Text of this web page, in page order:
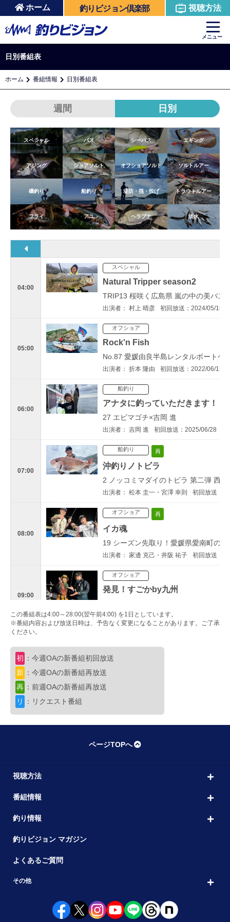
ホーム 釣りビジョン倶楽部 視聴方法
メニュー
日別番組表
ホーム 番組情報 日別番組表
週間 日別
スペシャル バス シーバス エギング
アジング ショアソルト オフショアソルト ソルトルアー
磯釣り 船釣り 堤防・筏・投げ トラウトルアー
フライ アユ ヘラブナ 淡水
04:00
スペシャル
Natural Tripper season2
TRIP13 桜咲く広島県 嵐の中の美バス
出演者： 村上 晴彦 初回放送：2024/05/16
05:00
オフショア
Rock'n Fish
No.87 愛媛由良半島レンタルボートゲ
出演者： 折本 隆由 初回放送：2022/06/15
06:00
船釣り
アナタに釣っていただきます！
27 エビマゴチ×吉岡 進
出演者： 吉岡 進 初回放送：2025/06/28
07:00
船釣り 再
沖釣りノトビラ
2 ノッコミマダイのトビラ 第二弾 西
出演者： 松本 圭一・宮澤 幸則 初回放送：
08:00
オフショア 再
イカ魂
19 シーズン先取り！愛媛県愛南町の
出演者： 家邊 克己・井阪 祐子 初回放送：
09:00
オフショア
発見！すごかby九州
出演者： 小雪・山田 悠 初回放送：2022/06/
09:30
10:00
Go Deep.
初回放送：2026/05/01
11:30
スペシャル
熱釣プロ野球
この番組表は4:00～28:00(翌午前4:00) を1日としています。
※番組内容および放送日時は、予告なく変更になることがあります。ご了承
ください。
初 ：今週OAの新番組初回放送
新 ：今週OAの新番組再放送
再 ：前週OAの新番組再放送
リ
：リクエスト番組
ページTOPへ
視聴方法
番組情報
釣り情報
釣りビジョン マガジン
よくあるご質問
その他